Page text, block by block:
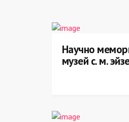
Научно
музей с. м.